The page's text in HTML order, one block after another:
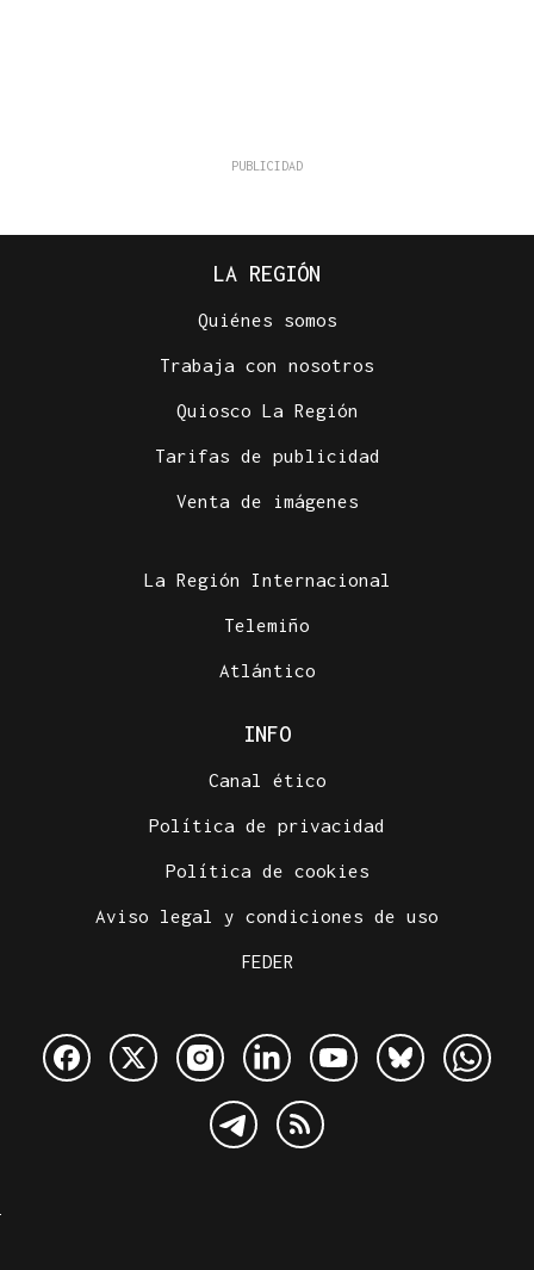
LA REGIÓN
Quiénes somos
Trabaja con nosotros
Quiosco La Región
Tarifas de publicidad
Venta de imágenes
La Región Internacional
Telemiño
Atlántico
INFO
Canal ético
Política de privacidad
Política de cookies
Aviso legal y condiciones de uso
FEDER